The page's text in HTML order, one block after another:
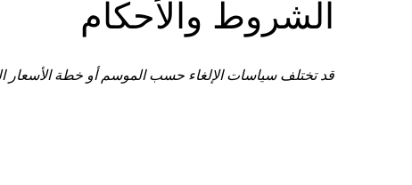
الشروط والأحكام
قد تختلف سياسات الإلغاء حسب الموسم أو خطة